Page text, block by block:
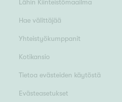
Lähin Kiinteistömaailma
Hae välittäjää
Yhteistyökumppanit
Kotikansio
Tietoa evästeiden käytöstä
Evästeasetukset